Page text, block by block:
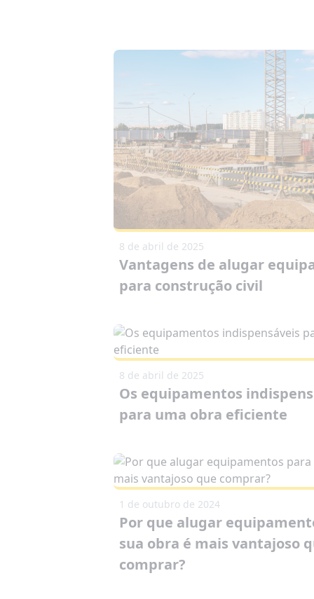
8 de abril de 2025
Vantagens de alugar
para construção civil
8 de abril de 2025
Os equipamentos
para uma obra eficiente
1 de outubro de 2024
Por que alugar
sua obra é mais vantajoso
comprar?